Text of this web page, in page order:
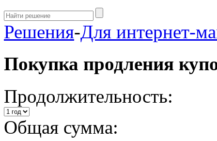
Решения-Для интернет-
Покупка продления
Продолжительность:
Общая сумма: